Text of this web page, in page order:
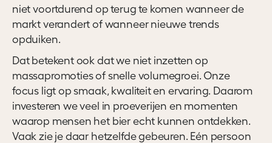
niet voortdurend op terug te komen wanneer de
markt verandert of wanneer nieuwe trends
opduiken.
Dat betekent ook dat we niet inzetten op
massapromoties of snelle volumegroei. Onze
focus ligt op smaak, kwaliteit en ervaring. Daarom
investeren we veel in proeverijen en momenten
waarop mensen het bier echt kunnen ontdekken.
Vaak zie je daar hetzelfde gebeuren. Eén persoon